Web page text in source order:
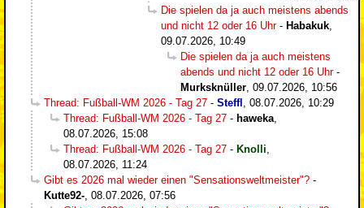
Die spielen da ja auch meistens abends
und nicht 12 oder 16 Uhr- Habakuk
09.07.2026, 10:49
Die spielen da ja auch meistens
abends und nicht 12 oder 16 Uhr-
Murksknüller 09.07.2026, 10:56
Thread: Fußball-WM 2026 - Tag 27 - Steffl
08.07.2026, 10:29
Thread: Fußball-WM 2026 - Tag 27 - haweka
08.07.2026, 15:08
Thread: Fußball-WM 2026 - Tag 27 - Knolli
08.07.2026, 11:24
Gibt es 2026 mal wieder einen "Sensationsweltmeister"? -
Kutte92- 08.07.2026, 07:56